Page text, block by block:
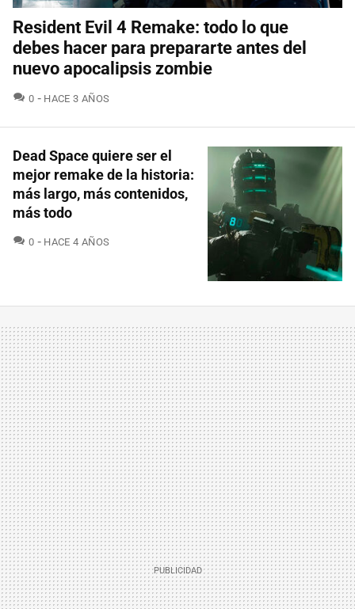
Resident Evil 4 Remake: todo lo que
debes hacer para prepararte antes del
nuevo apocalipsis zombie
0 COMENTARIOS
HACE 3 AÑOS
Dead Space quiere ser el
mejor remake de la historia:
más largo, más contenidos,
más todo
0 COMENTARIOS
HACE 4 AÑOS